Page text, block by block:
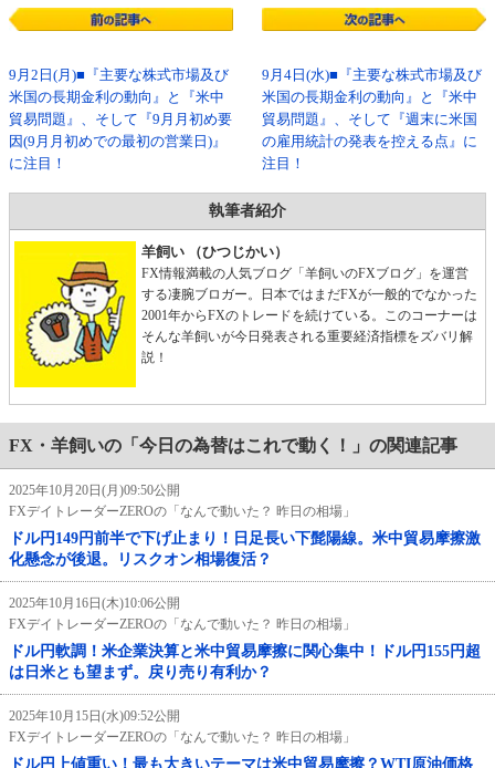
9月2日(月)■『主要な株式市場及び
米国の長期金利の動向』と『米中
貿易問題』、そして『9月月初め要
因(9月月初めでの最初の営業日)』
に注目！
9月4日(水)■『主要な株式市場及び
米国の長期金利の動向』と『米中
貿易問題』、そして『週末に米国
の雇用統計の発表を控える点』に
注目！
執筆者紹介
羊飼い （ひつじかい）
FX情報満載の人気ブログ「羊飼いのFXブログ」を運営
する凄腕ブロガー。日本ではまだFXが一般的でなかった
2001年からFXのトレードを続けている。このコーナーは
そんな羊飼いが今日発表される重要経済指標をズバリ解
説！
FX・羊飼いの「今日の為替はこれで動く！」の関連記事
2025年10月20日(月)09:50公開
FXデイトレーダーZEROの「なんで動いた？ 昨日の相場」
ドル円149円前半で下げ止まり！日足長い下髭陽線。米中貿易摩擦激
化懸念が後退。リスクオン相場復活？
2025年10月16日(木)10:06公開
FXデイトレーダーZEROの「なんで動いた？ 昨日の相場」
ドル円軟調！米企業決算と米中貿易摩擦に関心集中！ドル円155円超
は日米とも望まず。戻り売り有利か？
2025年10月15日(水)09:52公開
FXデイトレーダーZEROの「なんで動いた？ 昨日の相場」
ドル円上値重い！最も大きいテーマは米中貿易摩擦？WTI原油価格